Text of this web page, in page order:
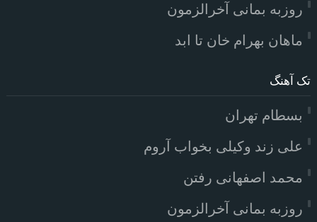
روزبه بمانی آخرالزمون
ماهان بهرام خان تا ابد
تک آهنگ
بسطام تهران
علی زند وکیلی بخواب آروم
محمد اصفهانی رفتن
روزبه بمانی آخرالزمون